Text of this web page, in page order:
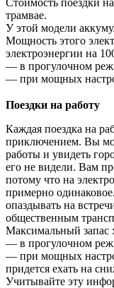
трамвае.
У этой модели
Мощность этого
электроэнергии на
— в прогулочном
— при мощных
Поездки на работу
Каждая поездка на
приключением. Вы
работы и увидеть
его не видели. Вам
потому что на
примерно
опаздывать на
общественным
Максимальный запас
— в прогулочном
— при мощных
придется ехать на
Учитывайте эту